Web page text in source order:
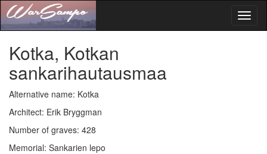
Kotka, Kotkan
sankarihautausmaa
Alternative name: Kotka
Architect: Erik Bryggman
Number of graves: 428
Memorial: Sankarien lepo